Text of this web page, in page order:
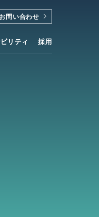
リティ 採用
お問い合わせ